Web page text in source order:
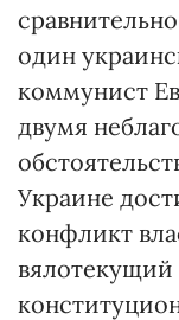
один
коммунист
двумя
Украине
конфликт